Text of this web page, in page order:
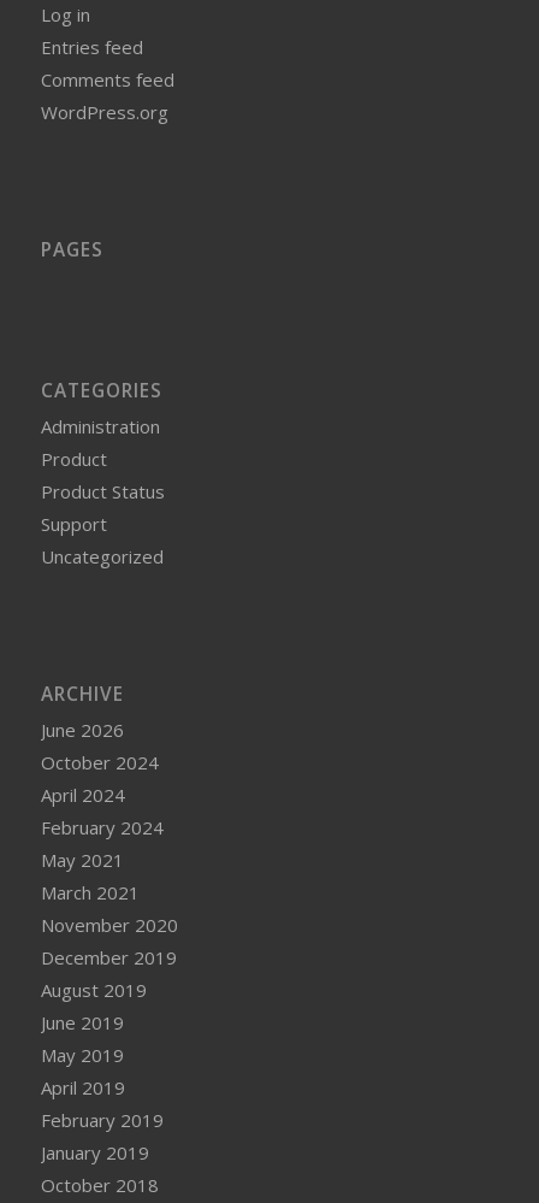
Log in
Entries feed
Comments feed
WordPress.org
PAGES
CATEGORIES
Administration
Product
Product Status
Support
Uncategorized
ARCHIVE
June 2026
October 2024
April 2024
February 2024
May 2021
March 2021
November 2020
December 2019
August 2019
June 2019
May 2019
April 2019
February 2019
January 2019
October 2018